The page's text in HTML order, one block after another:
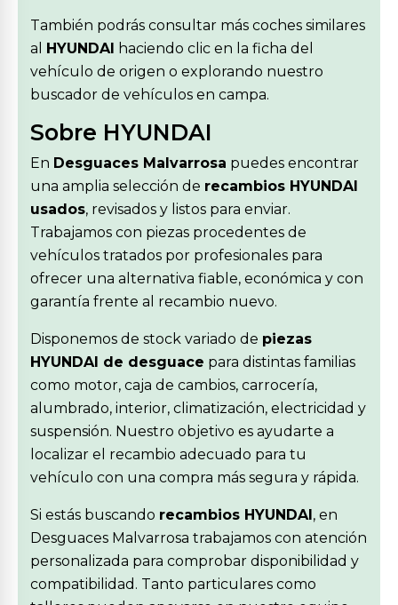
También podrás consultar más coches similares
al HYUNDAI haciendo clic en la ficha del
vehículo de origen o explorando nuestro
buscador de vehículos en campa.
Sobre HYUNDAI
En Desguaces Malvarrosa puedes encontrar
una amplia selección de recambios HYUNDAI
usados, revisados y listos para enviar.
Trabajamos con piezas procedentes de
vehículos tratados por profesionales para
ofrecer una alternativa fiable, económica y con
garantía frente al recambio nuevo.
Disponemos de stock variado de piezas
HYUNDAI de desguace para distintas familias
como motor, caja de cambios, carrocería,
alumbrado, interior, climatización, electricidad y
suspensión. Nuestro objetivo es ayudarte a
localizar el recambio adecuado para tu
vehículo con una compra más segura y rápida.
Si estás buscando recambios HYUNDAI, en
Desguaces Malvarrosa trabajamos con atención
personalizada para comprobar disponibilidad y
compatibilidad. Tanto particulares como